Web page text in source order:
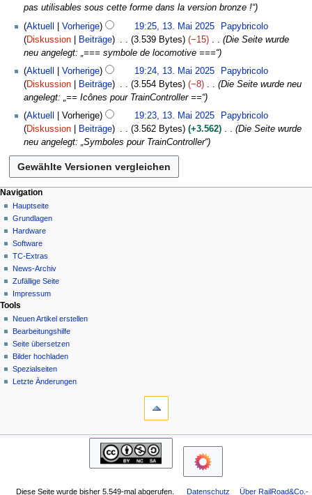
pas utilisables sous cette forme dans la version bronze !“
Aktuell
Vorherige 19:25, 13. Mai 2025
Papybricolo
Diskussion
Beiträge 3.539 Bytes −15
Die Seite wurde
neu angelegt: „=== symbole de locomotive ===“
Aktuell
Vorherige 19:24, 13. Mai 2025
Papybricolo
Diskussion
Beiträge 3.554 Bytes −8
Die Seite wurde neu
angelegt: „== Icônes pour TrainController ==“
Aktuell
Vorherige 19:23, 13. Mai 2025
Papybricolo
Diskussion
Beiträge 3.562 Bytes +3.562
Die Seite wurde
neu angelegt: „Symboles pour TrainController“
N
a
v
g
a
i
o
n
s
m
e
Seitenaktionen
Seite
Diskussion
Lesen
Quelltext
anzeigen
Versionsgeschichte
Meine Werkzeuge
Deutsch
Anmelden
Navigation
Hauptseite
Grundlagen
Hardware
Software
TC-Extras
News-Archiv
Zufällige Seite
Impressum
Tools
Neuen Artikel erstellen
Bearbeitungshilfe
Seite übersetzen
Bilder hochladen
Spezialseiten
Letzte Änderungen
Seiten
Navigation
Diese Seite wurde bisher 5.549-mal abgerufen. Datenschutz Über RailRoad&Co.-